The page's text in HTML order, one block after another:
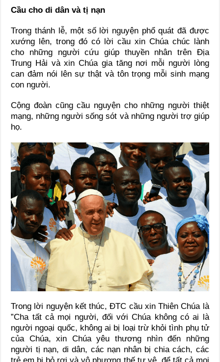
Cầu cho di dân và tị nạn
Trong thánh lễ, một số lời nguyện phổ quát đã được
xướng lên, trong đó có lời cầu xin Chúa chúc lành
cho những người cứu giúp thuyền nhân trên Địa
Trung Hải và xin Chúa gia tăng nơi mỗi người lòng
can đảm nói lên sự thật và tôn trọng mỗi sinh mạng
con người.
Cộng đoàn cũng cầu nguyện cho những người thiệt
mạng, những người sống sót và những người trợ giúp
họ.
Trong lời nguyện kết thúc, ĐTC cầu xin Thiên Chúa là
”Cha tất cả mọi người, đối với Chúa không có ai là
người ngoại quốc, không ai bị loại trừ khỏi tình phụ tử
của Chúa, xin Chúa yêu thương nhìn đến những
người tị nạn, di dân, các nạn nhân bị chia cách, các